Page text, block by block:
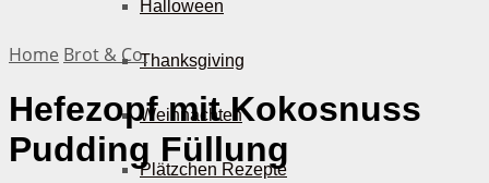
Halloween
Thanksgiving
Weihnachten
Plätzchen Rezepte
Home Brot & Co.
Hefezopf mit Kokosnuss
Pudding Füllung